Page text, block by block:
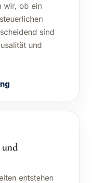
wir, ob ein
sind
und
entstehen